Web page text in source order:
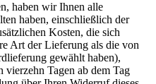
haben wir Ihnen alle
haben, einschließlich der
Kosten, die sich
Art der Lieferung als die von
gewählt haben),
vierzehn Tagen ab dem Tag